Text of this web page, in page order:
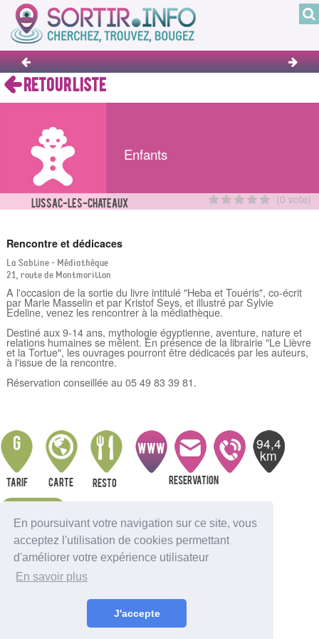
En poursuivant votre navigation sur ce site, vous
acceptez l'utilisation de cookies permettant
d'améliorer votre expérience utilisateur
En savoir plus
J'accepte
RETOUR LISTE
Enfants
LUSSAC-LES-CHATEAUX (0 vote)
Rencontre et dédicaces
La Sabline - Médiathèque
21, route de Montmorillon
A l'occasion de la sortie du livre intitulé "Heba et Touéris", co-écrit
par Marie Masselin et par Kristof Seys, et illustré par Sylvie
Edeline, venez les rencontrer à la médiathèque.
Destiné aux 9-14 ans, mythologie égyptienne, aventure, nature et
relations humaines se mêlent. En présence de la librairie "Le Lièvre
et la Tortue", les ouvrages pourront être dédicacés par les auteurs,
à l'issue de la rencontre.
Réservation conseillée au 05 49 83 39 81.
G
Tarif Carte resto
WWW
Reservation
94,4
km
Nous indiquer une erreur
Sortir à Ambutrix
Sortir à Anglefort
Sortir à Aignes-et-Puyperoux
Sortir à Angouleme
Sortir à Aubeterre-sur-Dronne